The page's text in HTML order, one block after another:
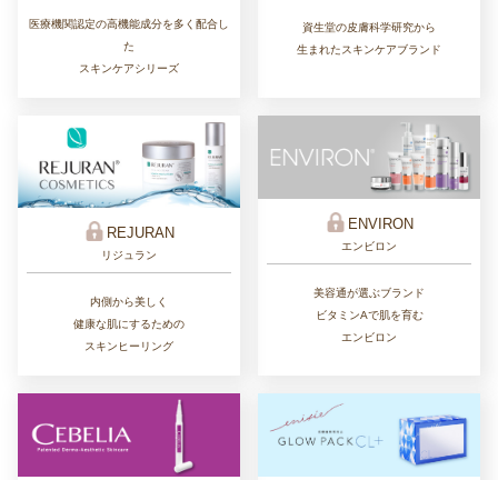
医療機関認定の高機能成分を多く配合し
た
スキンケアシリーズ
資生堂の皮膚科学研究から
生まれたスキンケアブランド
REJURAN
リジュラン
内側から美しく
健康な肌にするための
スキンヒーリング
ENVIRON
エンビロン
美容通が選ぶブランド
ビタミンAで肌を育む
エンビロン